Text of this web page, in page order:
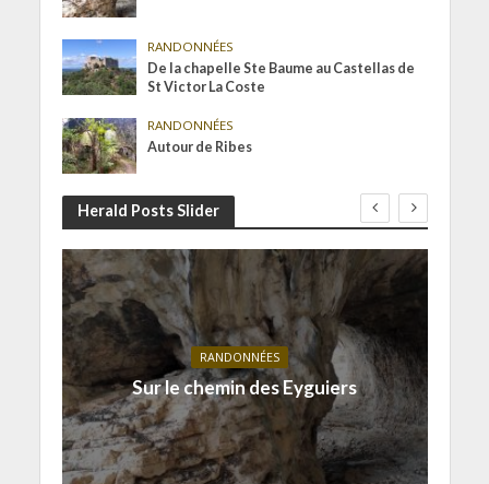
RANDONNÉES
De la chapelle Ste Baume au Castellas de
St Victor La Coste
RANDONNÉES
Autour de Ribes
Herald Posts Slider
RANDONNÉES
Sur le chemin des Eyguiers